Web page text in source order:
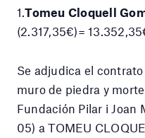
1.Tomeu Cloquell
(2.317,35€)=
Se adjudica el
muro de piedra y
Fundación Pilar i Joan
05) a TOMEU